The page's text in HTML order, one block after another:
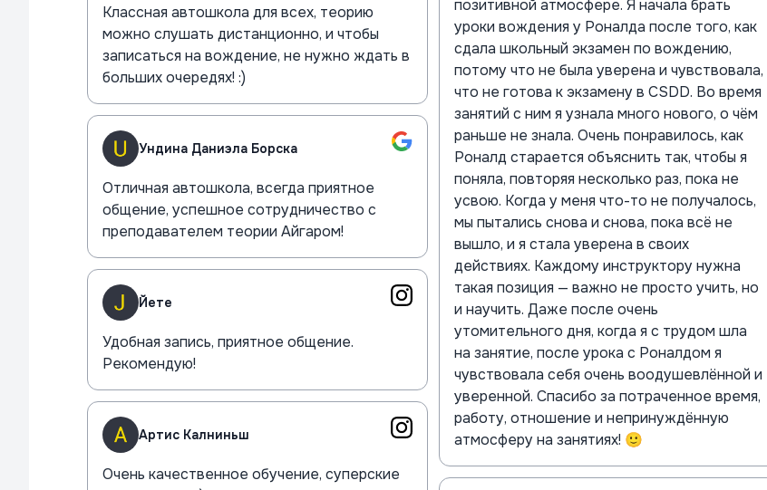
Классная автошкола для всех, теорию
можно слушать дистанционно, и чтобы
записаться на вождение, не нужно ждать в
больших очередях! :)
Ундина Даниэла Борска
Отличная автошкола, всегда приятное
общение, успешное сотрудничество с
преподавателем теории Айгаром!
Йете
Удобная запись, приятное общение.
Рекомендую!
Артис Калниньш
Очень качественное обучение, суперские
позитивной атмосфере. Я начала брать
уроки вождения у Роналда после того, как
сдала школьный экзамен по вождению,
потому что не была уверена и чувствовала,
что не готова к экзамену в CSDD. Во время
занятий с ним я узнала много нового, о чём
раньше не знала. Очень понравилось, как
Роналд старается объяснить так, чтобы я
поняла, повторяя несколько раз, пока не
усвою. Когда у меня что-то не получалось,
мы пытались снова и снова, пока всё не
вышло, и я стала уверена в своих
действиях. Каждому инструктору нужна
такая позиция — важно не просто учить, но
и научить. Даже после очень
утомительного дня, когда я с трудом шла
на занятие, после урока с Роналдом я
чувствовала себя очень воодушевлённой и
уверенной. Спасибо за потраченное время,
работу, отношение и непринуждённую
атмосферу на занятиях! 🙂